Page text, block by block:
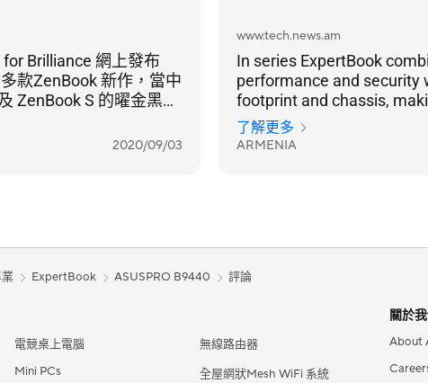
款ZenBook 新作，當中
ZenBook S 的曜金黑機
邊框，設計極搶眼。
2020/09/03
www.tech.news.am
In series ExpertBook
performance and security
footprint and chassis,
notebooks a bright choice
representatives.
了解更多
ARMENIA
ExpertBook ASUSPRO B9440 評論
電競桌上電腦
Mini PCs
無線路由器
全屋網狀Mesh WiFi 系統
關於
About